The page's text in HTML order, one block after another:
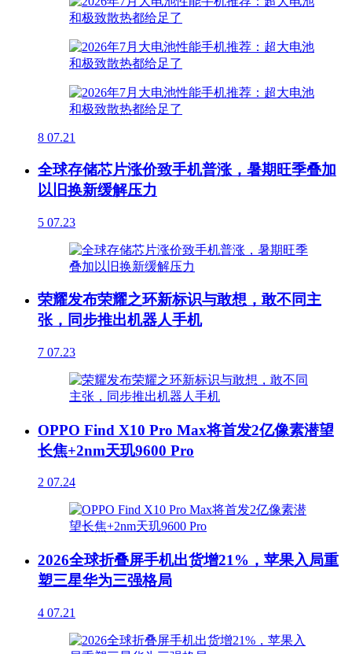
8 07.21
全球存储芯片涨价致手机普涨，暑期旺季叠加
以旧换新缓解压力
5 07.23
荣耀发布荣耀之环新标识与敢想，敢不同主
张，同步推出机器人手机
7 07.23
OPPO Find X10 Pro Max将首发2亿像素潜望
长焦+2nm天玑9600 Pro
2 07.24
2026全球折叠屏手机出货增21%，苹果入局重
塑三星华为三强格局
4 07.21